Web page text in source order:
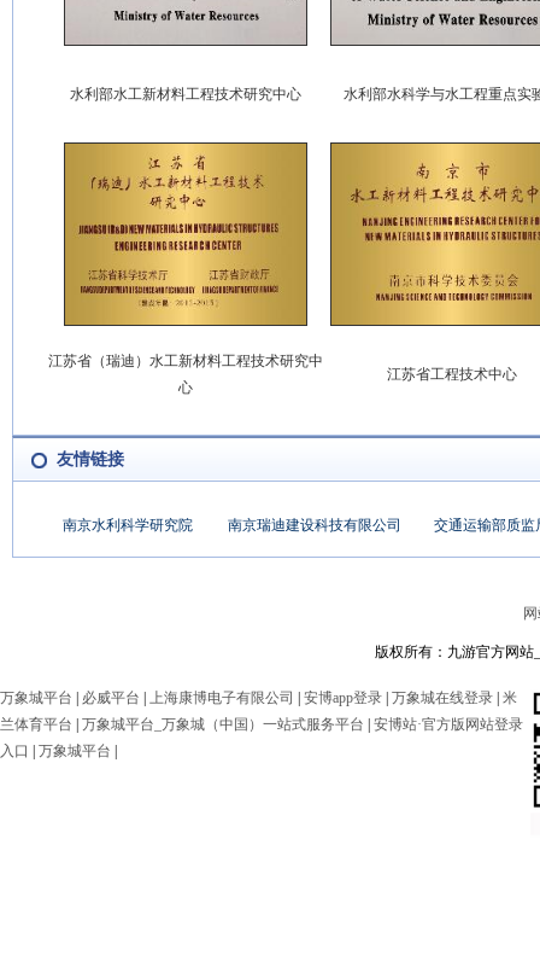
水利部水工新材料工程技术研究中心 水利部水科学与水工程重点实
江苏省（瑞迪）水工新材料工程技术研究中
心
江苏省工程技术中心
友情链接
南京水利科学研究院 南京瑞迪建设科技有限公司 交通运输部质监
版权所有：九游官方网
万象城平台 必威平台 上海康博电子有限公司 安博app登录 万象城在线登录 米
兰体育平台
万象城平台_万象城（中国）一站式服务平台
安博站·官方版网站登录
入口
万象城平台